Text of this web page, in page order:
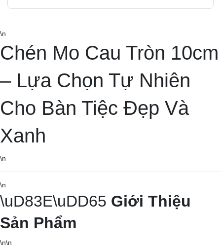
\n
Chén Mo Cau Tròn 10cm
– Lựa Chọn Tự Nhiên
Cho Bàn Tiệc Đẹp Và
Xanh
\n
\n
\uD83E\uDD65 Giới Thiệu
Sản Phẩm
\n\n